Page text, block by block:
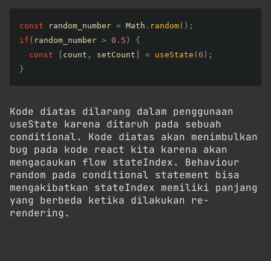
const random_number = Math . random( ) ;
if ( random_number > 0.5 )
{
const
count , setCount = useState ( 0 ) ;
}
Kode diatas dilarang dalam penggunaan
useState karena ditaruh pada sebuah
conditional. Kode diatas akan menimbulkan
bug pada kode react kita karena akan
mengacaukan flow stateIndex. Behaviour
random pada conditional statement bisa
mengakibatkan stateIndex memiliki panjang
yang berbeda ketika dilakukan re-
rendering.